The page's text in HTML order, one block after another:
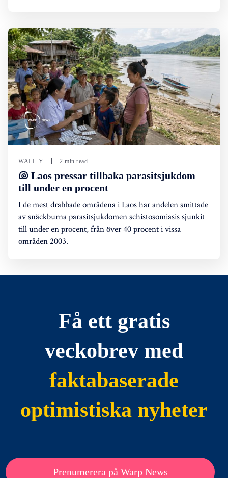
WALL-Y 2 min read
🐚 Laos pressar tillbaka parasitsjukdom
till under en procent
I de mest drabbade områdena i Laos har andelen smittade
av snäckburna parasitsjukdomen schistosomiasis sjunkit
till under en procent, från över 40 procent i vissa
områden 2003.
Få ett gratis
veckobrev med
faktabaserade
optimistiska nyheter
Prenumerera på Warp News